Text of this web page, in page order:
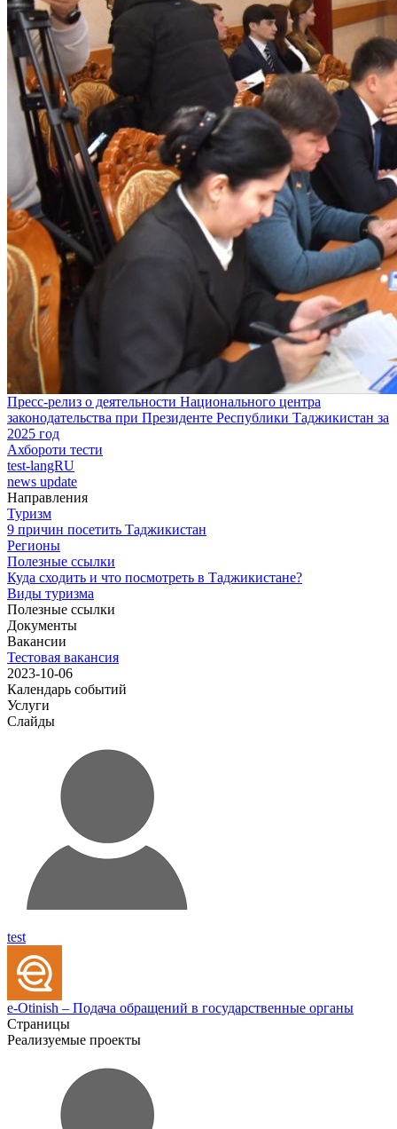
Пресс-релиз о деятельности Национального центра
законодательства при Президенте Республики Таджикистан за
2025 год
Ахбороти тести
test-langRU
news update
Направления
Туризм
9 причин посетить Таджикистан
Регионы
Полезные ссылки
Куда сходить и что посмотреть в Таджикистане?
Виды туризма
Полезные ссылки
Документы
Вакансии
Тестовая вакансия
2023-10-06
Календарь событий
Услуги
Слайды
test
e-Otinish – Подача обращений в государственные органы
Страницы
Реализуемые проекты